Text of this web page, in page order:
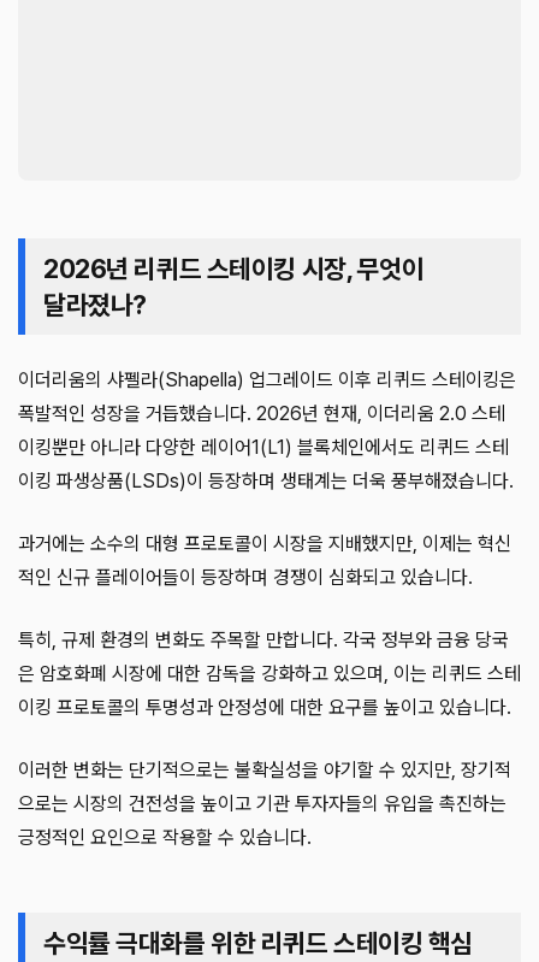
2026년 리퀴드 스테이킹 시장, 무엇이
달라졌나?
이더리움의 샤펠라(Shapella) 업그레이드 이후 리퀴드 스테이킹은
폭발적인 성장을 거듭했습니다. 2026년 현재, 이더리움 2.0 스테
이킹뿐만 아니라 다양한 레이어1(L1) 블록체인에서도 리퀴드 스테
이킹 파생상품(LSDs)이 등장하며 생태계는 더욱 풍부해졌습니다.
과거에는 소수의 대형 프로토콜이 시장을 지배했지만, 이제는 혁신
적인 신규 플레이어들이 등장하며 경쟁이 심화되고 있습니다.
특히, 규제 환경의 변화도 주목할 만합니다. 각국 정부와 금융 당국
은 암호화폐 시장에 대한 감독을 강화하고 있으며, 이는 리퀴드 스테
이킹 프로토콜의 투명성과 안정성에 대한 요구를 높이고 있습니다.
이러한 변화는 단기적으로는 불확실성을 야기할 수 있지만, 장기적
으로는 시장의 건전성을 높이고 기관 투자자들의 유입을 촉진하는
긍정적인 요인으로 작용할 수 있습니다.
수익률 극대화를 위한 리퀴드 스테이킹 핵심